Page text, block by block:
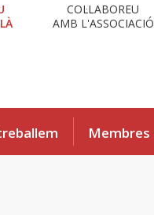
COL·LABOREU
AMB L'ASSOCIACIÓ
Membres